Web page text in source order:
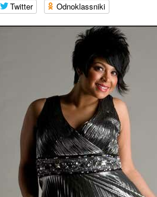
Twitter Odnoklassniki